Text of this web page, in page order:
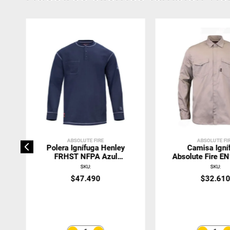
ABSOLUTE FIRE
Polera Ignífuga Henley
FRHST NFPA Azul
Absolute Fire
SKU:
$47.490
ABSOLUTE
Camisa
Absolute Fire
AS Beige
SKU:
$32.610